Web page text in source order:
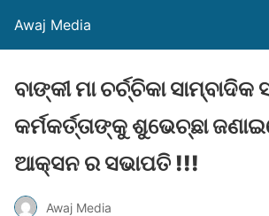
Awaj Media
ବାଙ୍କୀ ମା ଚର୍ଚ୍ଚିକା ସାମ୍ବାଦିକ
କର୍ମକର୍ତ୍ତାଙ୍କୁ ଶୁଭେଚ୍ଛା
ଆକ୍ସନ ର ସଭାପତି !!!
Awaj Media